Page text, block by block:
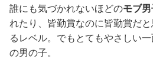
誰にも気づかれないほどのモブ
れたり、皆勤賞なのに皆勤賞だ
るレベル。でもとてもやさしい
の男の子。